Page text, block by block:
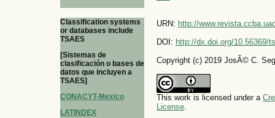
Classification systems
or databases include
TSAES
[Sistemas de
clasificación o bases de
datos que incluyen a
TSAES]
CONACYT-Mexico
LATINDEX
URN: http://
DOI: http://dx.doi.org/10.56369/
Copyright (c) 2019 JosÃ© C.
This work is licensed under a
License.